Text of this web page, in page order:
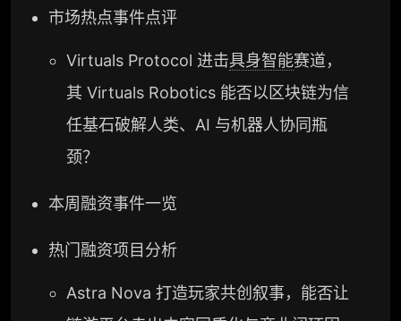
市场热点事件点评
Virtuals Protocol 进击具身智能赛道，
其 Virtuals Robotics 能否以区块链为信
任基石破解人类、AI 与机器人协同瓶
颈？
本周融资事件一览
热门融资项目分析
Astra Nova 打造玩家共创叙事，能否让